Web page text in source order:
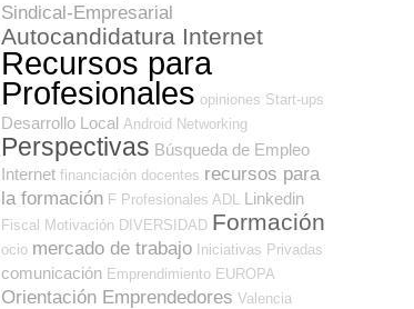
Sindical-Empresarial
Autocandidatura Internet
Recursos para
Profesionales opiniones Start-ups
Desarrollo Local Android Networking
Perspectivas Búsqueda de Empleo
Internet financiación docentes recursos para
la formación F Profesionales ADL Linkedin
Fiscal Motivación DIVERSIDAD Formación
ocio mercado de trabajo Iniciativas Privadas
comunicación Emprendimiento EUROPA
Orientación Emprendedores Valencia